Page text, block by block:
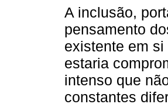
A inclusão,
pensamento
existente em
estaria
intenso que
constantes